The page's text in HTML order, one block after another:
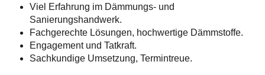
Viel Erfahrung im Dämmungs- und
Sanierungshandwerk.
Fachgerechte Lösungen, hochwertige Dämmstoffe.
Engagement und Tatkraft.
Sachkundige Umsetzung, Termintreue.